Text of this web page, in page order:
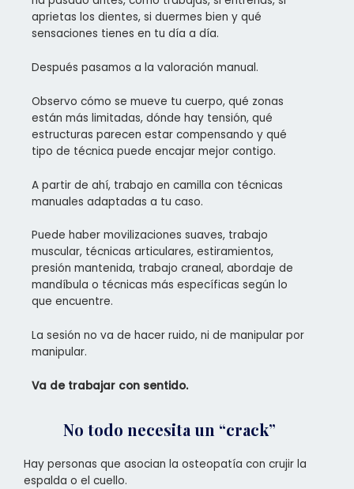
aprietas los dientes, si duermes bien y qué
sensaciones tienes en tu día a día.
Después pasamos a la valoración manual.
Observo cómo se mueve tu cuerpo, qué zonas
están más limitadas, dónde hay tensión, qué
estructuras parecen estar compensando y qué
tipo de técnica puede encajar mejor contigo.
A partir de ahí, trabajo en camilla con técnicas
manuales adaptadas a tu caso.
Puede haber movilizaciones suaves, trabajo
muscular, técnicas articulares, estiramientos,
presión mantenida, trabajo craneal, abordaje de
mandíbula o técnicas más específicas según lo
que encuentre.
La sesión no va de hacer ruido, ni de manipular por
manipular.
Va de trabajar con sentido.
No todo necesita un “crack”
Hay personas que asocian la osteopatía con crujir la
espalda o el cuello.